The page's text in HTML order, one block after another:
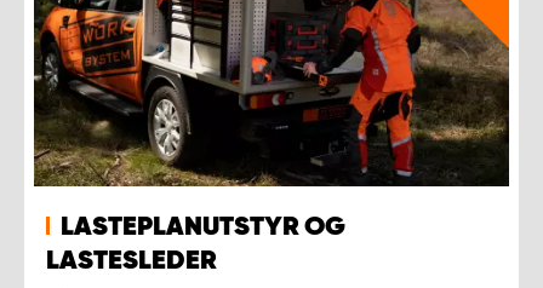
LASTEPLANUTSTYR OG
LASTESLEDER